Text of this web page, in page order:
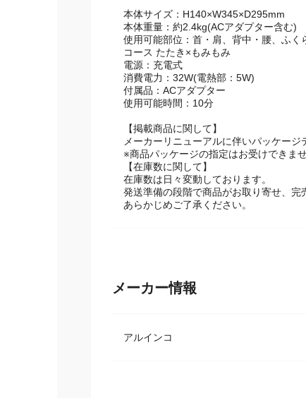
本体サイズ：H140×W345×D295mm
本体重量：約2.4kg(ACアダプター含む)
使用可能部位：首・肩、背中・腰、ふく
コース たたき×もみもみ
電源：充電式
消費電力：32W(電熱部：5W)
付属品：ACアダプター
【掲載商品に関して】
メーカーリニューアルに伴いパッケージ
※商品パッケージの指定はお受けできませ
【在庫数に関して】
在庫数は日々変動しております。
発送準備の段階で商品がお取り寄せ、完